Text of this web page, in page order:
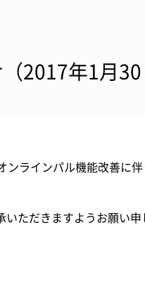
2017年1月30
ンラインパル機能改善に
ただきますようお願い申